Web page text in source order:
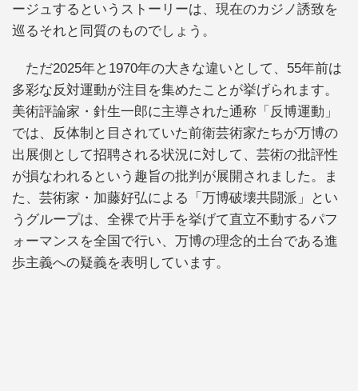
ージュするというストーリーは、現在のカジノ誘致を
巡るそれと同質のものでしょう。
ただ2025年と1970年の大きな違いとして、55年前は
多彩な反対運動が注目を集めたことが挙げられます。
美術評論家・針生一郎に主導された通称「反博運動」
では、反体制と目されていた前衛芸術家たちが万博の
出展側として招聘される状況に対して、芸術の批評性
が損なわれるという趣旨の批判が展開されました。ま
た、芸術家・加藤好弘による「万博破壊共闘派」とい
うグループは、全裸で片手を挙げて直立不動するパフ
ォーマンスを全国で行い、万博の理念的土台である進
歩主義への疑義を表明しています。